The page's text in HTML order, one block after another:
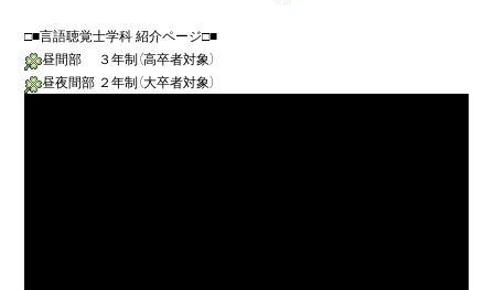
昼間部　 ３年制（高卒者対象）
昼夜間部 ２年制（大卒者対象）